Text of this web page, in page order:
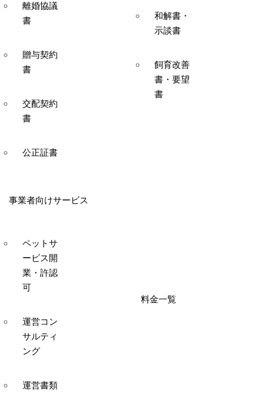
離婚協議
書
贈与契約
書
交配契約
書
公正証書
和解書・
示談書
飼育改善
書・要望
書
事業者向けサービス
ペットサ
ービス開
業・許認
可
運営コン
サルティ
ング
運営書類
料金一覧